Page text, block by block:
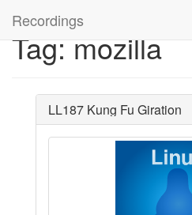
Recordings
Tag: mozilla
LL187 Kung Fu Giration